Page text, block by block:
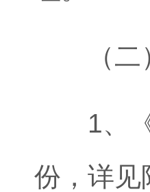
（二
1、《
份，详见